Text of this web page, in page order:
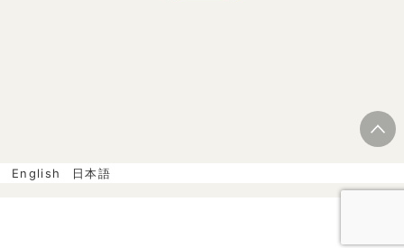
English 日本語